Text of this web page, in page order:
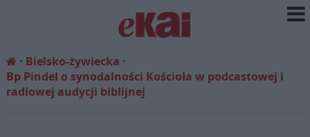
Bielsko-żywiecka
Bp Pindel o synodalności Kościoła w podcastowej i
radiowej audycji biblijnej